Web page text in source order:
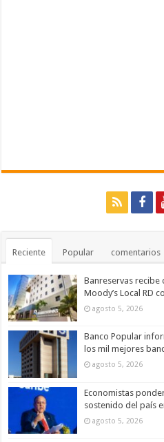
Reciente Popular comentarios
Banreservas recibe
Moody’s Local RD
agosto 5, 2026
Banco Popular
los mil mejores
agosto 5, 2026
Economistas
sostenido del país
agosto 5, 2026